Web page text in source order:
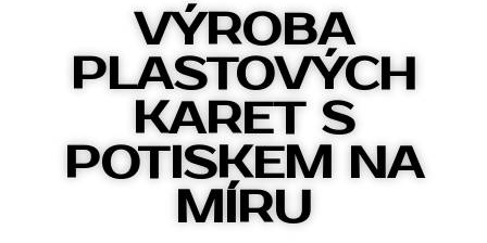
VÝROBA
PLASTOVÝCH
KARET S
POTISKEM NA
MÍRU